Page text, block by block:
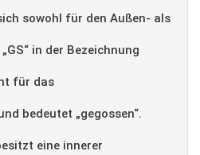
sowohl für den Außen- als
in der Bezeichnung
für das
bedeutet „gegossen“.
eine innerer